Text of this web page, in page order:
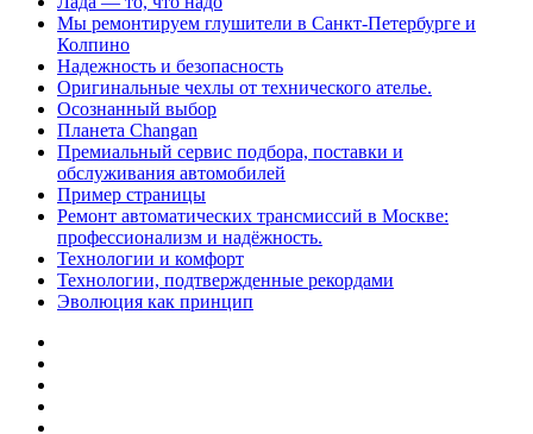
Мы ремонтируем глушители в Санкт-Петербурге и
Колпино
Надежность и безопасность
Оригинальные чехлы от технического ателье.
Осознанный выбор
Планета Changan
Премиальный сервис подбора, поставки и
обслуживания автомобилей
Пример страницы
Ремонт автоматических трансмиссий в Москве:
профессионализм и надёжность.
Технологии и комфорт
Технологии, подтвержденные рекордами
Эволюция как принцип